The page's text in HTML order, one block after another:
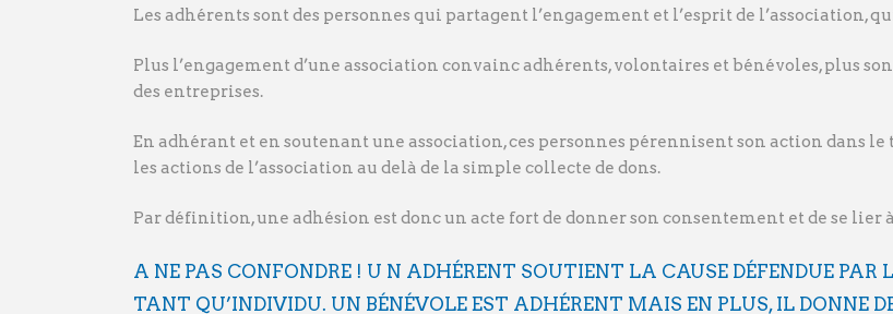
Les adhérents sont des personnes qui partagent l’engagement et l’esprit de l’association,
Plus l’engagement d’une association convainc adhérents, volontaires et bénévoles, plus
des entreprises.
En adhérant et en soutenant une association, ces personnes pérennisent son action dans
les actions de l’association au delà de la simple collecte de dons.
Par définition, une adhésion est donc un acte fort de donner son consentement et de se
A NE PAS CONFONDRE ! U N ADHÉRENT SOUTIENT LA CAUSE DÉFENDUE
TANT QU’INDIVIDU. UN BÉNÉVOLE EST ADHÉRENT MAIS EN PLUS, IL DONNE